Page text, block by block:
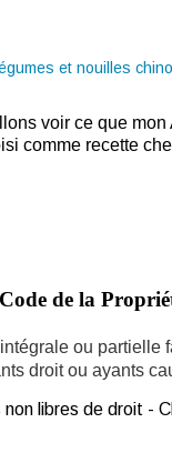
voir ce que mon
comme recette
de la
ou partielle
droit ou ayants
libres de droit -